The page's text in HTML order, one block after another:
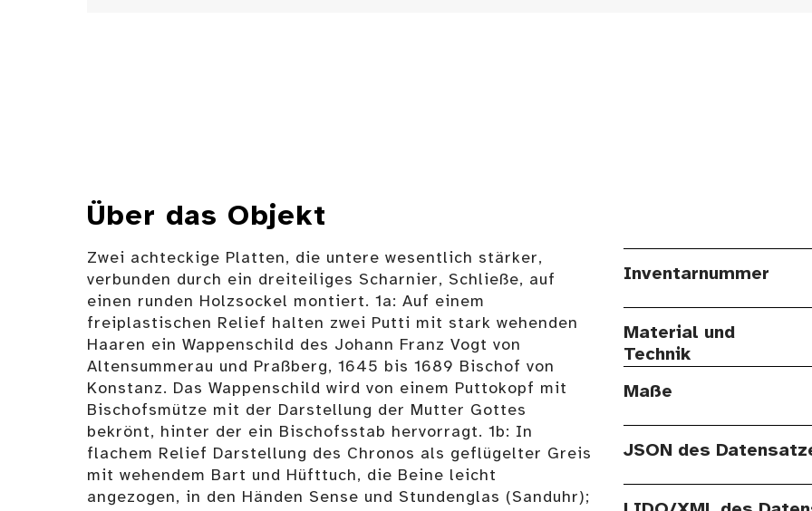
Über das Objekt
Zwei achteckige Platten, die untere wesentlich stärker,
verbunden durch ein dreiteiliges Scharnier, Schließe, auf
einen runden Holzsockel montiert. 1a: Auf einem
freiplastischen Relief halten zwei Putti mit stark wehenden
Haaren ein Wappenschild des Johann Franz Vogt von
Altensummerau und Praßberg, 1645 bis 1689 Bischof von
Konstanz. Das Wappenschild wird von einem Puttokopf mit
Bischofsmütze mit der Darstellung der Mutter Gottes
bekrönt, hinter der ein Bischofsstab hervorragt. 1b: In
flachem Relief Darstellung des Chronos als geflügelter Greis
mit wehendem Bart und Hüfttuch, die Beine leicht
angezogen, in den Händen Sense und Stundenglas (Sanduhr);
Inventarnummer
Material und
Technik
Maße
JSON des